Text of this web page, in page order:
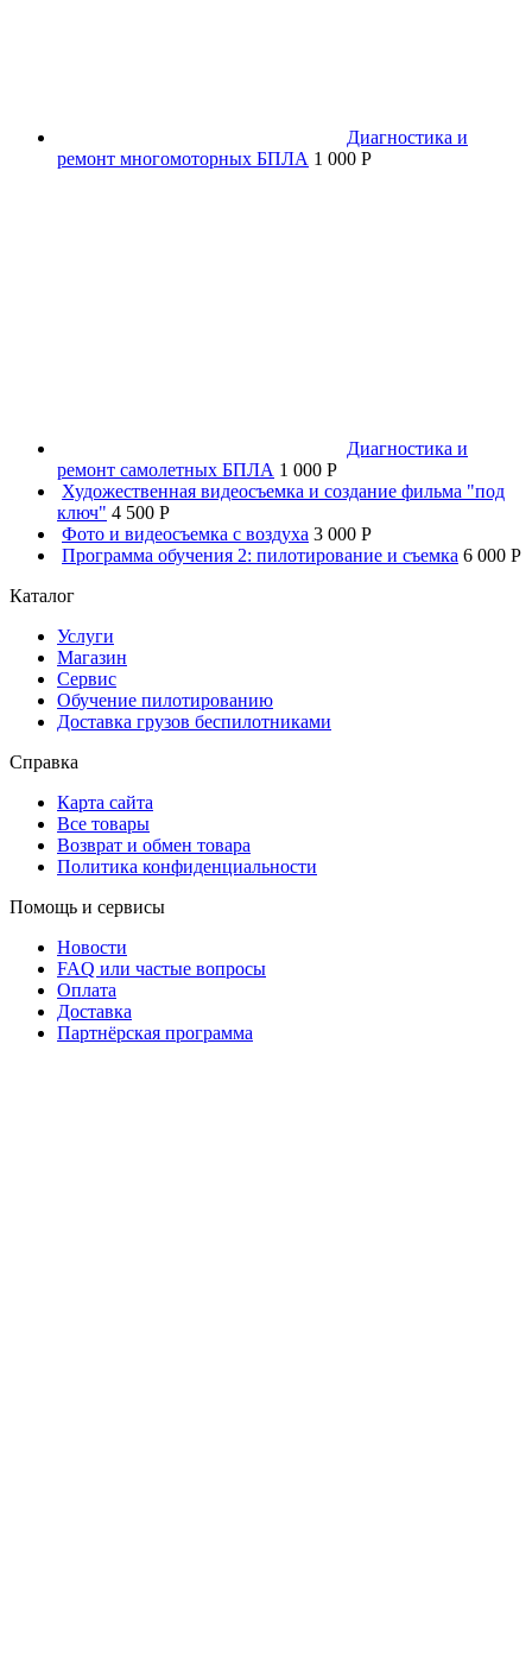
Диагностика и
ремонт многомоторных БПЛА 1 000 P
Диагностика и
ремонт самолетных БПЛА 1 000 P
Художественная видеосъемка и создание фильма "под
ключ" 4 500 P
Фото и видеосъемка с воздуха 3 000 P
Программа обучения 2: пилотирование и съемка 6 000 P
Каталог
Услуги
Магазин
Сервис
Обучение пилотированию
Доставка грузов беспилотниками
Справка
Карта сайта
Все товары
Возврат и обмен товара
Политика конфиденциальности
Помощь и сервисы
Новости
FAQ или частые вопросы
Оплата
Доставка
Партнёрская программа